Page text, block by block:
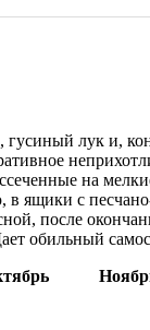
гусиный лук и,
на
в ящики с
после
обильный